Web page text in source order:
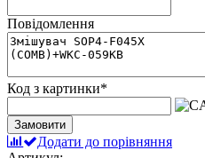
Повідомлення
Код з картинки*
Замовити
Додати до порівняння